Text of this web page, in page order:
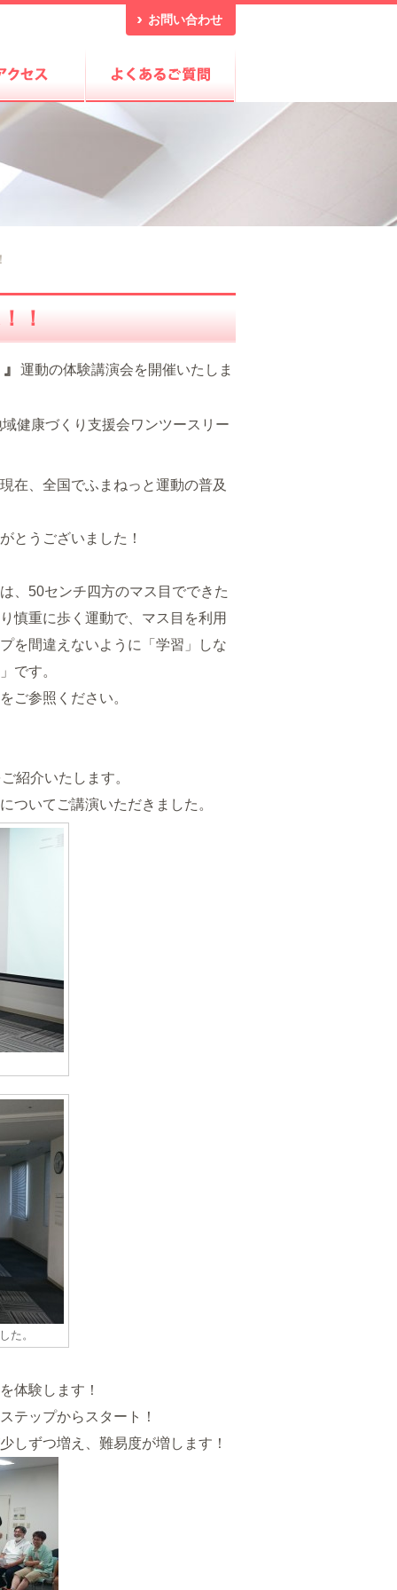
お問い合わせ
！
運動の体験講演会を開催いたしま
健康づくり支援会ワンツースリー
在、全国でふまねっと運動の普及
とうございました！
、50センチ四方のマス目でできた
慎重に歩く運動で、マス目を利用
を間違えないように「学習」しな
です。
ご参照ください。
紹介いたします。
ついてご講演いただきました。
た。
体験します！
テップからスタート！
しずつ増え、難易度が増します！